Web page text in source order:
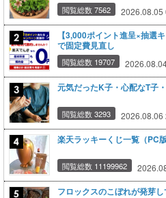
閲覧総数 7562 2026.08.05
【3,000ポイント進呈×抽選
で固定費見直し
閲覧総数 19707
元気だったK子・心配なT子
閲覧総数 3293 2026.08.06
楽天ラッキーくじ一覧（PC版
閲覧総数 11199962
フロックスのこぼれが発芽し